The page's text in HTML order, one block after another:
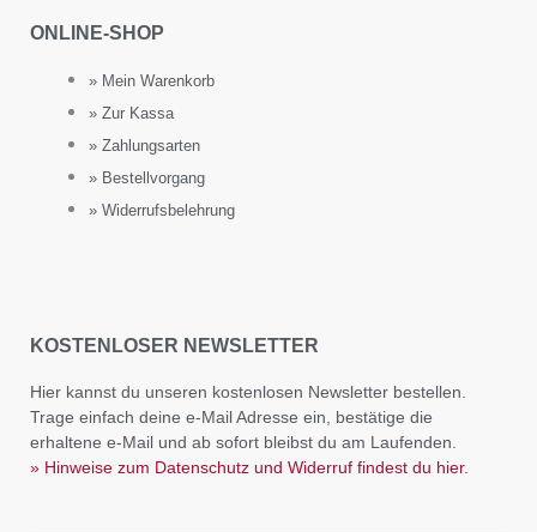
ONLINE-SHOP
» Mein Warenkorb
» Zur Kassa
» Zahlungsarten
» Bestellvorgang
» Widerrufsbelehrung
KOSTENLOSER NEWSLETTER
Hier kannst du unseren kostenlosen Newsletter bestellen.
Trage einfach deine e-Mail Adresse ein, bestätige die
erhaltene e-Mail und ab sofort bleibst du am Laufenden.
» Hinweise zum Datenschutz und Widerruf findest du hier.